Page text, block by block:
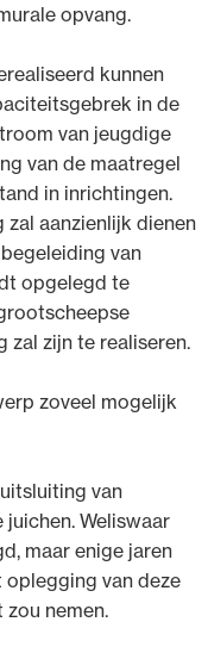
opvang.
kunnen
in de
van jeugdige
van de maatregel
in inrichtingen.
aanzienlijk dienen
van
opgelegd te
zal zijn te realiseren.
zoveel mogelijk
van
Weliswaar
maar enige jaren
van deze
zou nemen.